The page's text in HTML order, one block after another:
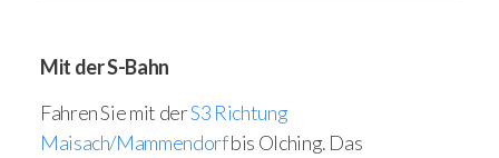
Mit der S-Bahn
Fahren Sie mit derS3 Richtung
Maisach/Mammendorfbis Olching. Das